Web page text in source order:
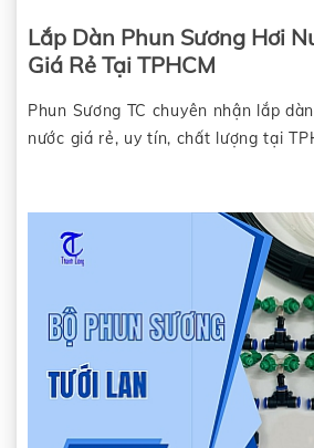
Lắp Dàn Phun Sương Hơi
Giá Rẻ Tại TPHCM
Phun Sương TC chuyên nhận lắp
nước giá rẻ, uy tín, chất lượng tại